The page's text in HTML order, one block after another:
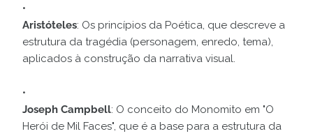
Aristóteles: Os princípios da Poética, que descreve a
estrutura da tragédia (personagem, enredo, tema),
aplicados à construção da narrativa visual.
Joseph Campbell: O conceito do Monomito em "O
Herói de Mil Faces", que é a base para a estrutura da